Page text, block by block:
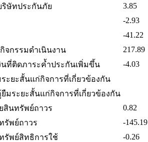
ริษัทประกันภัย
3.85
-2.93
-41.22
จกรรมดำเนินงาน
217.89
นที่ติดภาระค้ำประกันเพิ่มขึ้น
-4.03
ระยะสั้นแก่กิจการที่เกี่ยวข้องกัน
ยืมระยะสั้นแก่กิจการที่เกี่ยวข้องกัน
สินทรัพย์ถาวร
0.82
รัพย์ถาวร
-145.19
รัพย์สิทธิการใช้
-0.26